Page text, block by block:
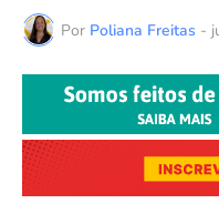
Por Poliana Freitas -